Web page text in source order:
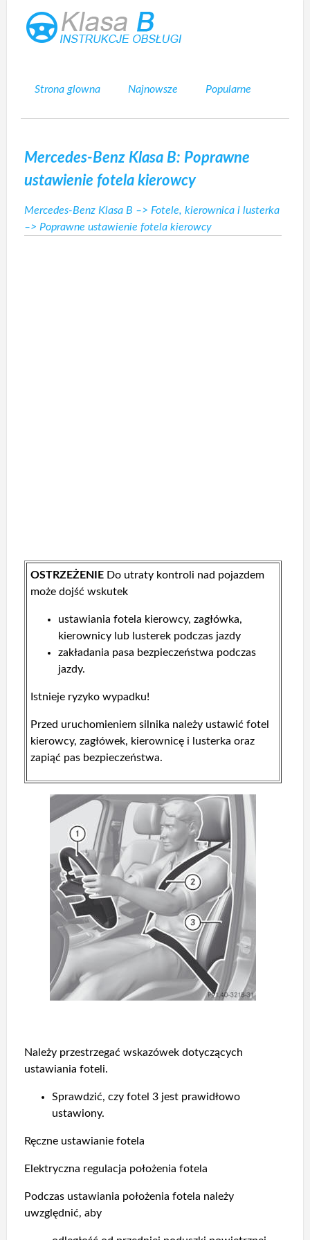
Strona glowna Najnowsze Popularne
Mercedes-Benz Klasa B: Poprawne
ustawienie fotela kierowcy
Mercedes-Benz Klasa B –> Fotele, kierownica i lusterka
–> Poprawne ustawienie fotela kierowcy
OSTRZEŻENIE Do utraty kontroli nad pojazdem
może dojść wskutek
ustawiania fotela kierowcy, zagłówka,
kierownicy lub lusterek podczas jazdy
zakładania pasa bezpieczeństwa podczas
jazdy.
Istnieje ryzyko wypadku!
Przed uruchomieniem silnika należy ustawić fotel
kierowcy, zagłówek, kierownicę i lusterka oraz
zapiąć pas bezpieczeństwa.
Należy przestrzegać wskazówek dotyczących
ustawiania foteli.
Sprawdzić, czy fotel 3 jest prawidłowo
ustawiony.
Ręczne ustawianie fotela
Elektryczna regulacja położenia fotela
Podczas ustawiania położenia fotela należy
uwzględnić, aby